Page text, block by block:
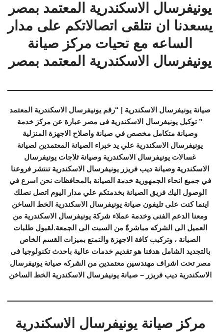
يونيفرسال الاسكندرية المعتمد بمصر
يسعدنا ان نتلقى اتصالاتكم على مدار
الساعه مع تحيات مركز صيانة
يونيفرسال الاسكندرية المعتمد بمصر
صيانة يونيفرسال الاسكندرية | “رقم يونيفرسال الاسكندرية المعتمد
” توكيل يونيفرسال الاسكندرية فى مصر عبارة عن مركز خدمة
وصيانة متكامل مخصص في صيانة واصلاح الاجهزة المنزلية
يونيفرسال الاسكندرية علي يد خبراء الصيانة المعتمدين لصيانة
غسالات يونيفرسال الاسكندرية وصيانة ثلاجات يونيفرسال
الاسكندرية وصيانة ديب فريزر يونيفرسال الاسكندرية تنتشر فروعنا
في جميع انحاء الجمهورية خدمة الصيانة بالمحافظات نحن اسرع في
الوصول اليك فريق الصيانة بخدمتكم علي مدار اليوم اتصل نصلك
اينما كنت على تليفون صيانة يونيفرسال الاسكندرية الخط الساخن
ومعنا الدعم الفنى وخدمة عملاء شركة يونيفرسال الاسكندرية من
العميل الى الشركه مباشرةً من السبت الى الجمعة.لقبول طلبات
الصيانة ، وتركيب كافة الاجهزة والتمتع بميزات القسم الخاص
بالتجديد الشامل هدفنا هو تقديم خدمات عالية باحدث تكنولوجيا فى
مصر تحت اشراف مهندسين معتمدين من الشركه صيانة يونيفرسال
الاسكندرية ديب فريزر – صيانة يونيفرسال الاسكندرية الخط الساخن
مركز صيانة يونيفرسال الاسكندرية